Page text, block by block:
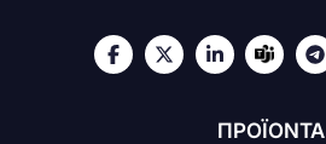
ΠΡΟΪΟΝΤΑ